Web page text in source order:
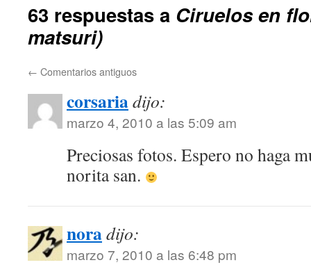
63 respuestas a Ciruelos en
matsuri)
← Comentarios antiguos
corsariadijo:
marzo 4, 2010 a las 5:09 am
Preciosas fotos. Espero no haga
norita san.
noradijo:
marzo 7, 2010 a las 6:48 pm